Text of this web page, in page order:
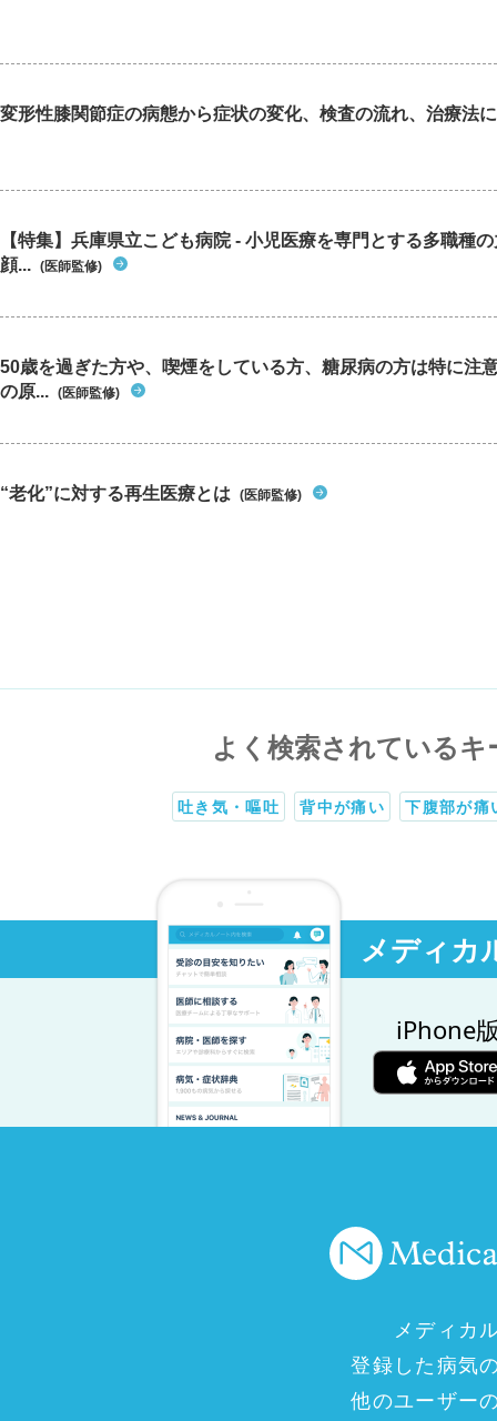
変形性膝関節症の病態から症状の変化、検査の流れ、治療法
【特集】兵庫県立こども病院 - 小児医療を専門とする多職種
顔... (医師監修)
50歳を過ぎた方や、喫煙をしている方、糖尿病の方は特に注
の原... (医師監修)
“老化”に対する再生医療とは (医師監修)
よく検索されているキ
吐き気・嘔吐 背中が痛い 下腹部が痛
メディカ
iPhone
メディカ
登録した病気
他のユーザー